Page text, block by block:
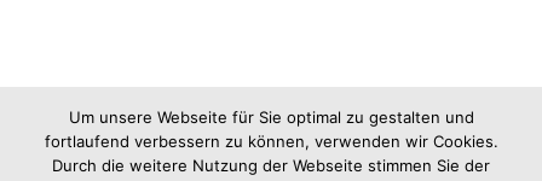
Um unsere Webseite für Sie optimal zu gestalten und
fortlaufend verbessern zu können, verwenden wir Cookies.
Durch die weitere Nutzung der Webseite stimmen Sie der